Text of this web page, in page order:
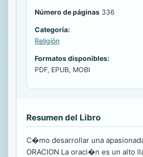
Número de páginas 336
Categoría:
Religión
Formatos disponibles:
PDF, EPUB, MOBI
Resumen del Libro
C�mo desarrollar una
ORACION La oraci�n es un alto